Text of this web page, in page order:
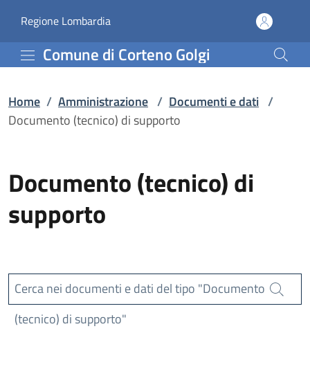
Documento (tecnico) di
Regione Lombardia(apre in un'altra scheda).
Comune di Corteno Golgi
Home / Amministrazione / Documenti e dati /
Documento (tecnico) di supporto
Documento (tecnico) di
supporto
Cerca nei documenti e dati del tipo "Documento
(tecnico) di supporto"
Cerca